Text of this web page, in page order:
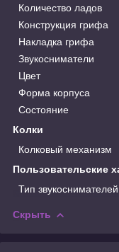
Количество ладов
Конструкция грифа
Накладка грифа
Звукосниматели
Цвет
Форма корпуса
Состояние
Колки
Колковый механизм
Пользовательские
Тип звукоснимателей
Скрыть